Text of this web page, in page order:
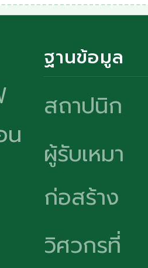
น
ฐานข้อมูล
สถาปนิก
ผู้รับเหมา
ก่อสร้าง
วิศวกรที่